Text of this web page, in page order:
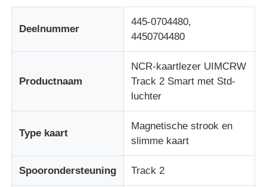
nieuws
Vraag een offerte aan
Diebold ATM-onderdelen
Deelnummer
445-0704480,
4450704480
Productnaam
NCR-kaartlezer UIMCRW
Track 2 Smart met Std-
luchter
Type kaart
Magnetische strook en
slimme kaart
Spoorondersteuning Track 2